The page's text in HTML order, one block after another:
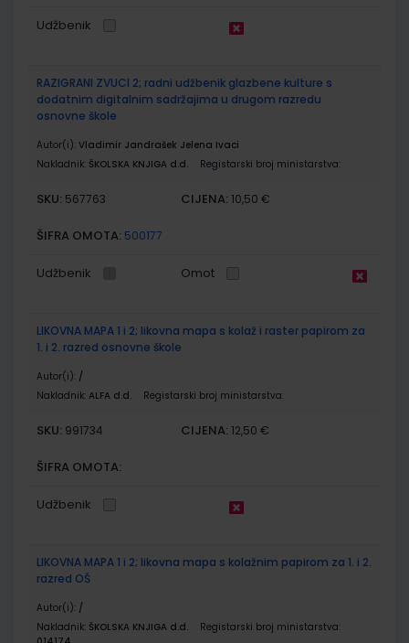
Udžbenik
RAZIGRANI ZVUCI 2; radni udžbenik glazbene kulture s
dodatnim digitalnim sadržajima u drugom razredu
osnovne škole
Autor(i): Vladimir Jandrašek Jelena Ivaci
Nakladnik: ŠKOLSKA KNJIGA d.d. Registarski broj ministarstva:
SKU: 567763 CIJENA: 10,50 €
ŠIFRA OMOTA: 500177
Udžbenik Omot
LIKOVNA MAPA 1 i 2; likovna mapa s kolaž i raster papirom za
1. i 2. razred osnovne škole
Autor(i): /
Nakladnik: ALFA d.d. Registarski broj ministarstva:
SKU: 991734 CIJENA: 12,50 €
ŠIFRA OMOTA:
Udžbenik
LIKOVNA MAPA 1 i 2; likovna mapa s kolažnim papirom za 1. i 2.
razred OŠ
Autor(i): /
Nakladnik: ŠKOLSKA KNJIGA d.d.
Registarski broj ministarstva: